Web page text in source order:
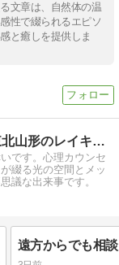
文章は、自然体の温
性で綴られるエピソ
と癒しを提供しま
幸せがやってくる生き方 東北山形のレイキ講座 インナーハート
です。心理カウンセ
綴る光の空間とメッ
議な出来事です。